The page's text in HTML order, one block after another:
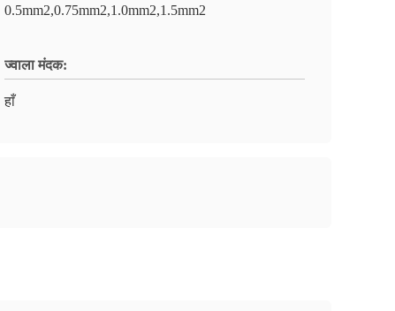
0.5mm2,0.75mm2,1.0mm2,1.5mm2
ज्वाला मंदक:
हाँ